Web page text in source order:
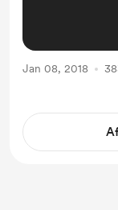
Jan 08, 2018